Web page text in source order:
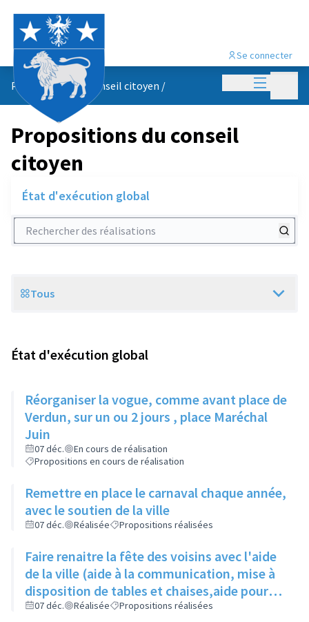
Menu
Se connecter
Propositions du conseil citoyen /
Propositions du conseil
citoyen
État d'exécution global
Rechercher des réalisations
Scope
Tous
État d'exécution global
Réorganiser la vogue, comme avant place de
Verdun, sur un ou 2 jours , place Maréchal
Juin
07 déc.
En cours de réalisation
Propositions en cours de réalisation
Remettre en place le carnaval chaque année,
avec le soutien de la ville
07 déc. Réalisée Propositions réalisées
Faire renaitre la fête des voisins avec l'aide
de la ville (aide à la communication, mise à
disposition de tables et chaises,aide pour
les demandes d'occupation du domaine
07 déc. Réalisée Propositions réalisées